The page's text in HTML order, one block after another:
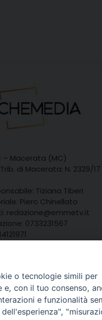
– Macerata (MC)
di Macerata: N. 2329/
Tiziana Tiberi
Piero Chinellato
redazione@emmetv.it
0733231567
o tecnologie simili per
e, con il tuo consenso,
e funzionalità